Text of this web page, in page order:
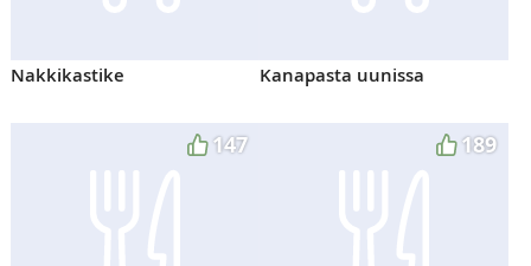
Nakkikastike Kanapasta uunissa
147 189